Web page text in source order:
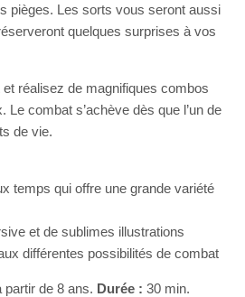
pièges. Les sorts vous seront aussi
quelques surprises à vos
réalisez de magnifiques combos
Le combat s’achève dès que l’un de
de vie.
temps qui offre une grande variété
et de sublimes illustrations
différentes possibilités de combat
partir de 8 ans. Durée : 30 min.